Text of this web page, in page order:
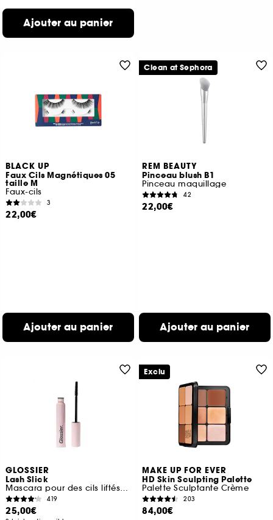
Ajouter au panier
BLACK UP
Faux Cils Magnétiques 05
taille M
Faux-cils
3
22,00€
Ajouter au panier
REM BEAUTY
Pinceau blush B1
Pinceau maquillage
42
22,00€
Ajouter au panier
Clean at Sephora
GLOSSIER
Lash Slick
Mascara pour des cils liftés et allongés
419
25,00€
MAKE UP FOR EVER
HD Skin Sculpting Palette
Palette Sculptante Crème
203
84,00€
Exclu